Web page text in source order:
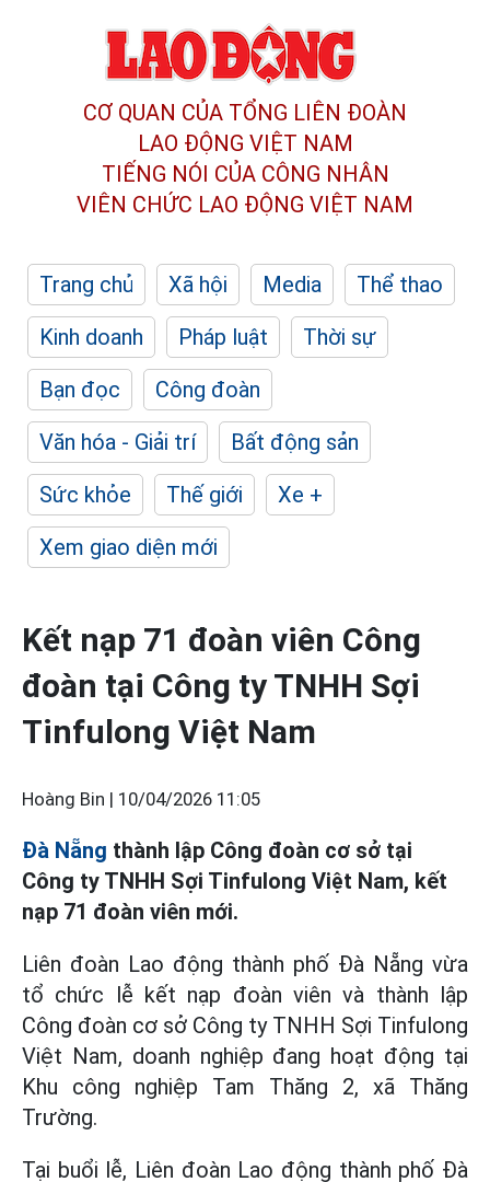
CƠ QUAN CỦA TỔNG LIÊN ĐOÀN
LAO ĐỘNG VIỆT NAM
TIẾNG NÓI CỦA CÔNG NHÂN
VIÊN CHỨC LAO ĐỘNG VIỆT NAM
Trang chủ Xã hội Media
Thể thao
Kinh doanh
Pháp luật
Thời sự
Bạn đọc
Công đoàn
Văn hóa - Giải trí
Bất động sản
Sức khỏe
Thế giới
Xe +
Xem giao diện mới
Kết nạp 71 đoàn viên Công
đoàn tại Công ty TNHH Sợi
Tinfulong Việt Nam
Hoàng Bin | 10/04/2026 11:05
Đà Nẵng thành lập Công đoàn cơ sở tại
Công ty TNHH Sợi Tinfulong Việt Nam, kết
nạp 71 đoàn viên mới.
Liên đoàn Lao động thành phố Đà Nẵng vừa
tổ chức lễ kết nạp đoàn viên và thành lập
Công đoàn cơ sở Công ty TNHH Sợi Tinfulong
Việt Nam, doanh nghiệp đang hoạt động tại
Khu công nghiệp Tam Thăng 2, xã Thăng
Trường.
Tại buổi lễ, Liên đoàn Lao động thành phố Đà